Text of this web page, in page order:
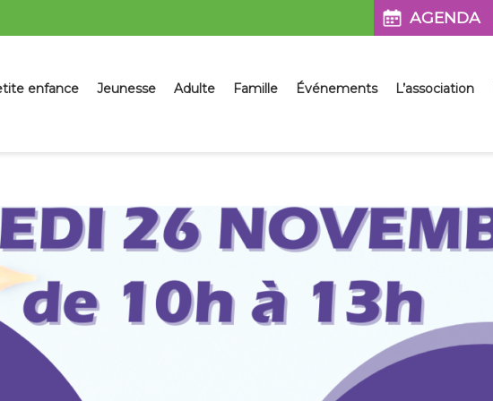
AGENDA
enfance Jeunesse Adulte Famille Événements L’association